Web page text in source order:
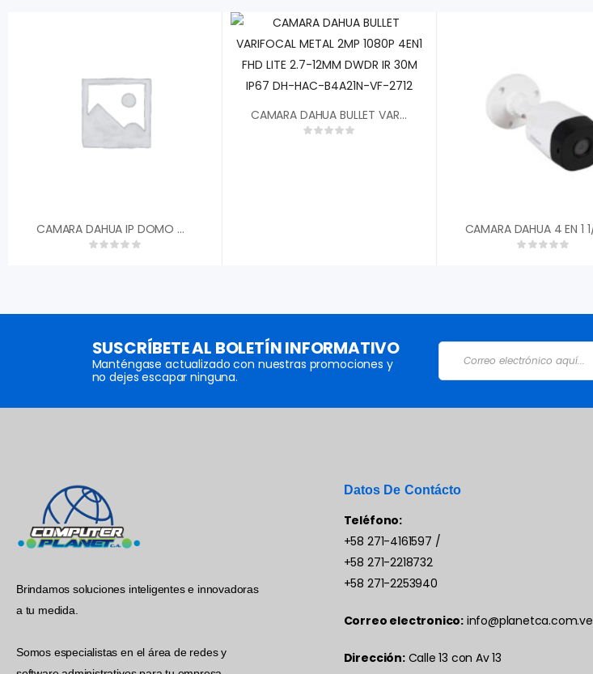
CAMARA DAHUA IP DOMO METALICO 2MP 30FPS 2,8MM FOV 110░ IP67 IK10 IR 30M DWDR H.265 2 IVS POE SLOT MICRO SD HASTA 256GB DH-IPC-HDBW2230EN-S-0280B-S2
CAMARA DAHUA BULLET VARIFOCAL METAL 2MP 1080P 4EN1 FHD LITE 2.7-12MM DWDR IR 30M IP67 DH-HAC-B4A21N-VF-2712
SUSCRÍBETE AL BOLETÍN INFORMATIVO
Manténgase actualizado con nuestras promociones y
no dejes escapar ninguna.
Brindamos soluciones inteligentes e innovadoras
a tu medida.
Somos especialistas en el área de redes y
Datos De Contácto
Teléfono:
+58 271-4161597 /
+58 271-2218732
+58 271-2253940
Correo electronico: info@planetca.com.ve
Dirección:Calle 13 con Av 13